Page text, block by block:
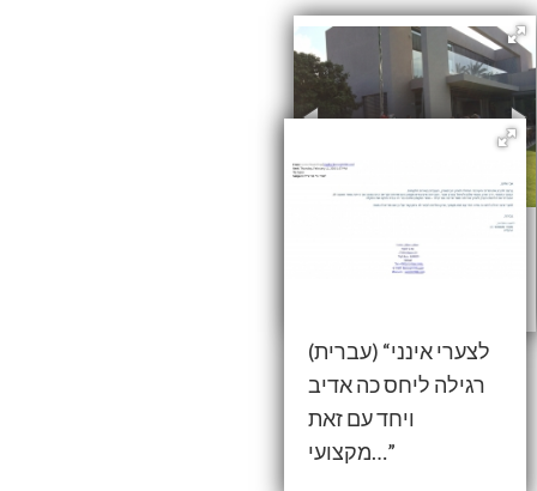
(עברית) “לצערי אינני
רגילה ליחס כה אדיב
ויחד עם זאת
מקצועי…”